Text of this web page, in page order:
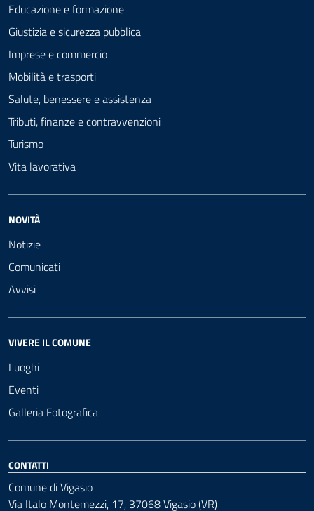
Educazione e formazione
Giustizia e sicurezza pubblica
Imprese e commercio
Mobilità e trasporti
Salute, benessere e assistenza
Tributi, finanze e contravvenzioni
Turismo
Vita lavorativa
NOVITÀ
Notizie
Comunicati
Avvisi
VIVERE IL COMUNE
Luoghi
Eventi
Galleria Fotografica
CONTATTI
Comune di Vigasio
Via Italo Montemezzi, 17, 37068 Vigasio (VR)